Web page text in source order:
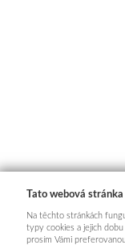
Tato webová stránka
Na těchto stránkách
typy cookies a jejich
prosím Vámi